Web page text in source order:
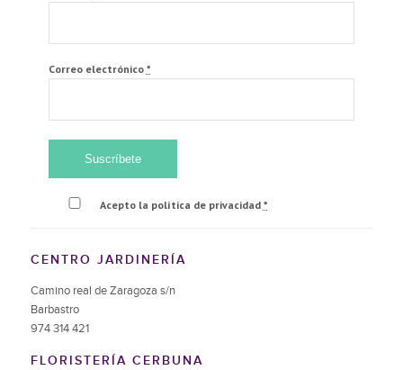
Correo electrónico *
Acepto la política de privacidad *
CENTRO JARDINERÍA
Camino real de Zaragoza s/n
Barbastro
974 314 421
FLORISTERÍA CERBUNA